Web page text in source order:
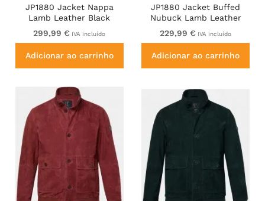
JP1880 Jacket Nappa
Lamb Leather Black
299,99 € IVA incluído
Adicionar ao carrinho
JP1880 Jacket Buffed
Nubuck Lamb Leather
Brown
229,99 € IVA incluído
Adicionar ao carrinho